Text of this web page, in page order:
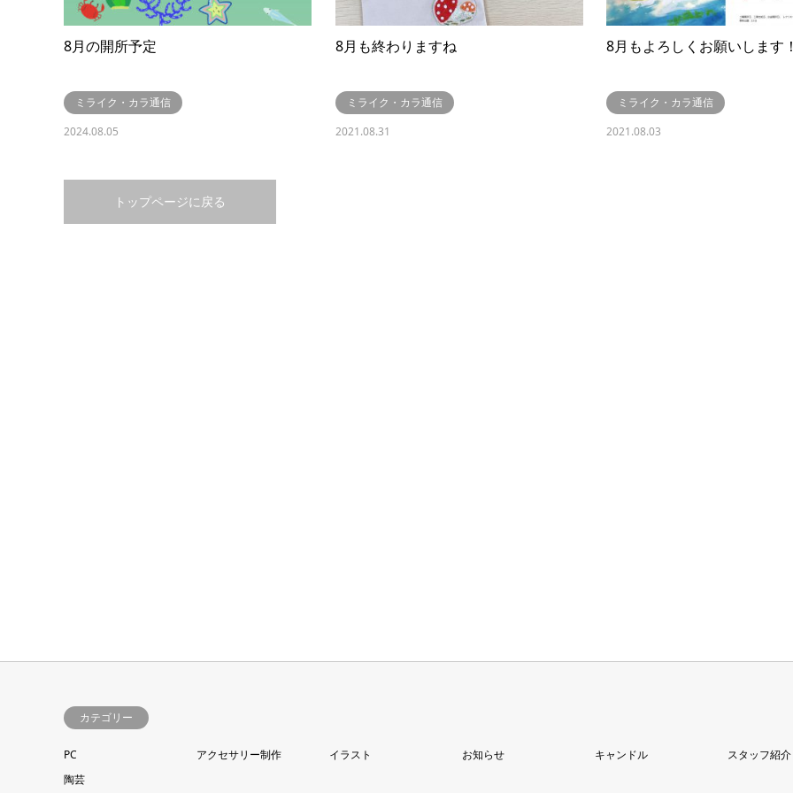
8月の開所予定
ミライク・カラ通信
2024.08.05
8月も終わりますね
ミライク・カラ通信
2021.08.31
8月もよろしくお願いします
ミライク・カラ通信
2021.08.03
トップページに戻る
カテゴリー
PC アクセサリー制作 イラスト お知らせ キャンドル
スタッフ紹介
陶芸